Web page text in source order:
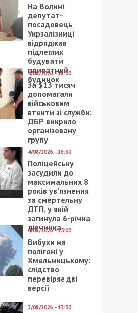
На Волині
депутат-
посадовець
Укрзалізниці
відряджав
підлеглих
будувати
приватний
будинок
4/08/2026 - 18:00
За $13 тисяч
допомагали
військовим
втекти зі служби:
ДБР викрило
організовану
групу
4/08/2026 - 16:30
Поліцейську
засудили до
максимальних 8
років ув’язнення
за смертельну
ДТП, у якій
загинула 6-річна
дівчинка
4/08/2026 - 15:00
Вибухи на
полігоні у
Хмельницькому:
слідство
перевіряє дві
версії
3/08/2026 - 13:30